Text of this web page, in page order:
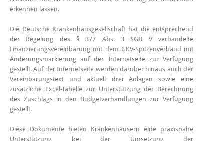
erkennen lassen.
Die Deutsche Krankenhausgesellschaft hat die entsprechend
der Regelung des § 377 Abs. 3 SGB V verhandelte
Finanzierungsvereinbarung mit dem GKV-Spitzenverband mit
Änderungsmarkierung auf der Internetseite zur Verfügung
gestellt. Auf der Internetseite werden darüber hinaus auch der
Vereinbarungstext und aktuell drei Anlagen sowie eine
zusätzliche Excel-Tabelle zur Unterstützung der Berechnung
des Zuschlags in den Budgetverhandlungen zur Verfügung
gestellt.
Diese Dokumente bieten Krankenhäusern eine praxisnahe
Unterstützung bei der Umsetzung der